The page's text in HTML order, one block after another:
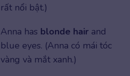
rất nổi bật.)
Anna has blonde hair and
blue eyes. (Anna có mái tóc
vàng và mắt xanh.)